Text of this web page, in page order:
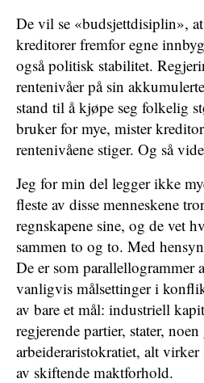
De vil se «budsjettdisiplin»,
kreditorer fremfor egne
også politisk stabilitet.
rentenivåer på sin
stand til å kjøpe seg folkelig
bruker for mye, mister
rentenivåene stiger. Og så
Jeg for min del legger ikke
fleste av disse menneskene
regnskapene sine, og de vet
sammen to og to. Med
De er som parallellogrammer
vanligvis målsettinger i
av bare et mål: industriell
regjerende partier, stater,
arbeideraristokratiet, alt virker
av skiftende maktforhold.